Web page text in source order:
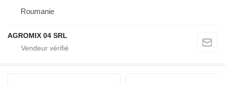
Roumanie
AGROMIX 04 SRL